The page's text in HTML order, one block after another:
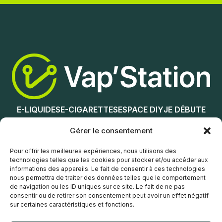
Gérer le consentement
Pour offrir les meilleures expériences, nous utilisons des
technologies telles que les cookies pour stocker et/ou accéder aux
informations des appareils. Le fait de consentir à ces technologies
nous permettra de traiter des données telles que le comportement
de navigation ou les ID uniques sur ce site. Le fait de ne pas
consentir ou de retirer son consentement peut avoir un effet négatif
sur certaines caractéristiques et fonctions.
Ajouter au panier
E-LIQUIDESE-CIGARETTESESPACE DIYJE DÉBUTE
NOS MAGASINS
Service client